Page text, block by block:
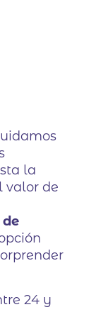
la
valor de
24 y